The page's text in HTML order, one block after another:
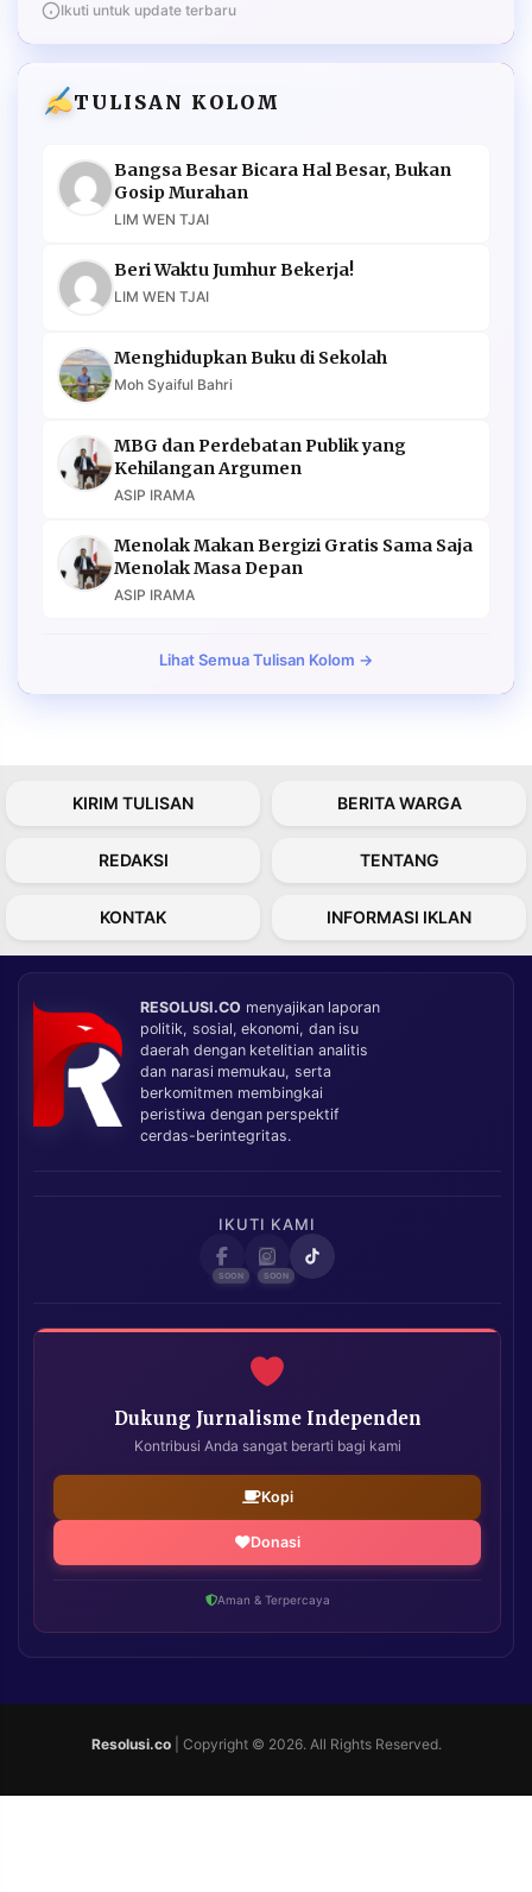
Ikuti untuk update terbaru
TULISAN KOLOM
Bangsa Besar Bicara Hal Besar, Bukan
Gosip Murahan
LIM WEN TJAI
Beri Waktu Jumhur Bekerja!
LIM WEN TJAI
Menghidupkan Buku di Sekolah
Moh Syaiful Bahri
MBG dan Perdebatan Publik yang
Kehilangan Argumen
ASIP IRAMA
Menolak Makan Bergizi Gratis Sama Saja
Menolak Masa Depan
ASIP IRAMA
Lihat Semua Tulisan Kolom →
KIRIM TULISAN BERITA WARGA
REDAKSI TENTANG
KONTAK INFORMASI IKLAN
RESOLUSI.CO menyajikan laporan
politik, sosial, ekonomi, dan isu
daerah dengan ketelitian analitis
dan narasi memukau, serta
berkomitmen membingkai
peristiwa dengan perspektif
cerdas-berintegritas.
IKUTI KAMI
Dukung Jurnalisme Independen
Kontribusi Anda sangat berarti bagi kami
Kopi
Donasi
Aman & Terpercaya
Resolusi.co| Copyright © 2026. All Rights Reserved.